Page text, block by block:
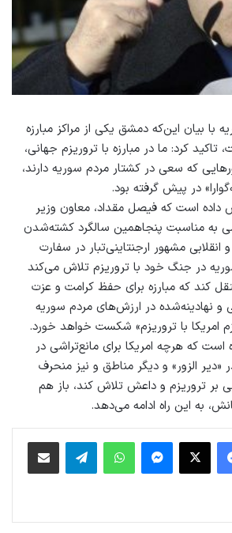
با بیان این‌که دمشق یکی از مراکز مبارزه
تاکید کرد: ما در مبارزه با تروریزم جهانی،
که سعی در کشتار مردم سوریه دارند،
در پیش گرفته بود.
داده است که فیصل مقداد، معاون وزیر
به مناسبت پنجاهمین سالگرد کشته‌شدن
و انقلابی مشهور ارجنتاینی‌تبار در سفارت
در جنگ خود با تروریزم تلاش می‌کند
کند که مبارزه برای حفظ کرامت و عزت
و نهادینه‌شده در ارزش‌های مردم سوریه
امریکا با تروریزم» شکست خواهد خورد.
که هرچه امریکا برای مانع‌تراشی در
الزور» و دیگر مناطق و نیز منحرف
بر تروریزم و داعش تلاش کند، باز هم
به این راه ادامه می‌دهد.
فیس بوک پیام رسان واتس آپ